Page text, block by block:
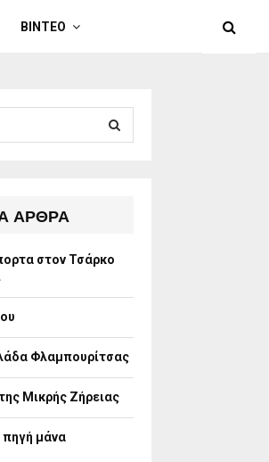
ΒΙΝΤΕΟ
R
H
ΆΡΘΡΑ
στον Τσάρκο
Φλαμπουρίτσας
Μικρής Ζήρειας
πηγή μάνα